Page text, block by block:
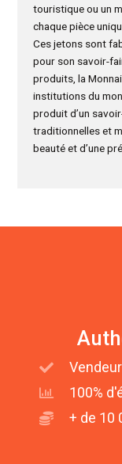
touristique ou un
chaque pièce
Ces jetons sont
pour son savoir-
produits, la
institutions du
produit d’un
traditionnelles et
beauté et d’une
100%
+ de 10